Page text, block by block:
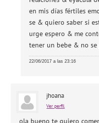
en mis días fértiles
se & quiero saber si
urge espero & me
tener un bebe & no
22/06/2017 a las 23:16
jhoana
Ver perfil
ola bueno te quiero